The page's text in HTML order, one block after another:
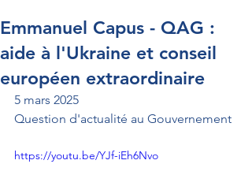
Emmanuel Capus - QAG :
aide à l'Ukraine et conseil
européen extraordinaire
5 mars 2025
Question d'actualité au Gouvernement
https://youtu.be/YJf-iEh6Nvo